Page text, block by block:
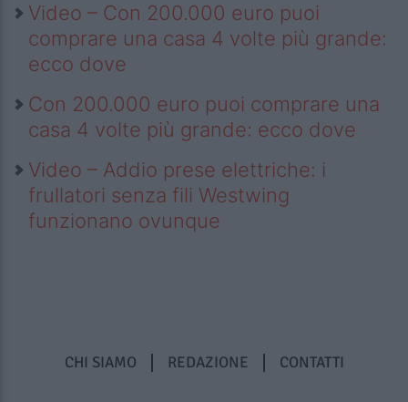
Video – Con 200.000 euro puoi
comprare una casa 4 volte più grande:
ecco dove
Con 200.000 euro puoi comprare una
casa 4 volte più grande: ecco dove
Video – Addio prese elettriche: i
frullatori senza fili Westwing
funzionano ovunque
CHI SIAMO REDAZIONE CONTATTI